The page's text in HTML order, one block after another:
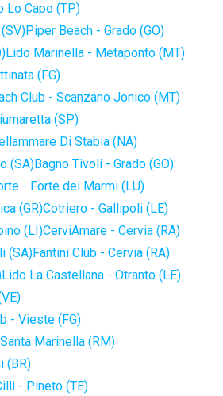
Lo Capo (TP)
Piper Beach - Grado (GO)
Lido Marinella - Metaponto (MT)
(FG)
Club - Scanzano Jonico (MT)
(SP)
Di Stabia (NA)
(SA)Bagno Tivoli - Grado (GO)
- Forte dei Marmi (LU)
(GR)Cotriero - Gallipoli (LE)
(LI)CerviAmare - Cervia (RA)
(SA)Fantini Club - Cervia (RA)
Lido La Castellana - Otranto (LE)
- Vieste (FG)
Marinella (RM)
(BR)
- Pineto (TE)